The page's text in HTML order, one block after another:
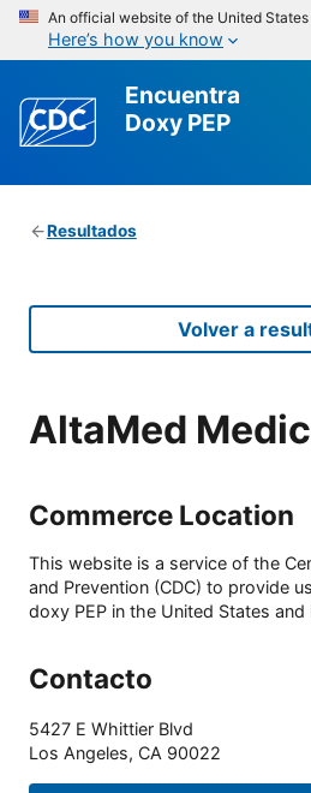
An official website of the United
Here’s how you know
Encuentra
Doxy PEP
Resultados
Volver a
AltaMed
Commerce Location
This website is a service of the
and Prevention (CDC) to provide
doxy PEP in the United States
Contacto
5427 E Whittier Blvd
Los Angeles, CA 90022